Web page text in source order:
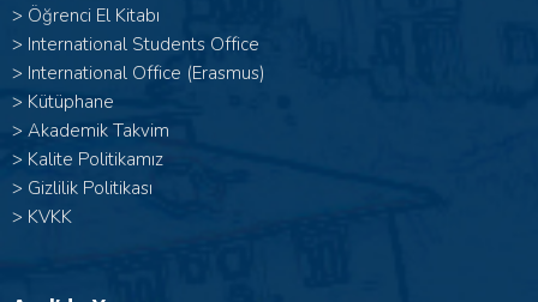
> Öğrenci El Kitabı
> International Students Office
> International Office (Erasmus)
> Kütüphane
> Akademik Takvim
> Kalite Politikamız
> Gizlilik Politikası
> KVKK